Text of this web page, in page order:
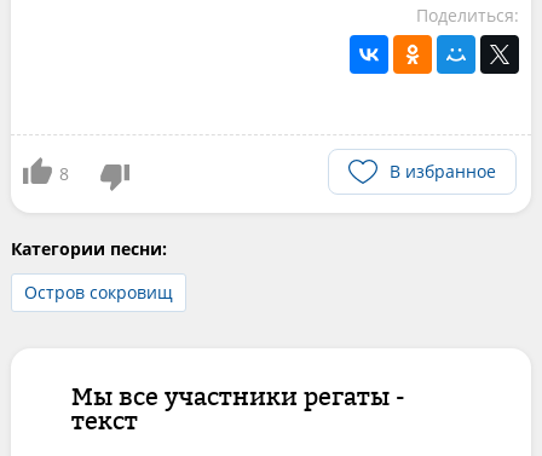
Поделиться:
8 В избранное
Категории песни:
Остров сокровищ
Мы все участники регаты -
текст